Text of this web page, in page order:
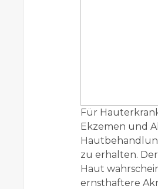
Für
Ekzemen und
zu erhalten.
Haut
ernsthaftere